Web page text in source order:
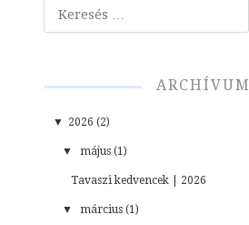
Keresés
ARCHÍVUM
▼ 2026 (2)
▼ május (1)
Tavaszi kedvencek | 2026
▼ március (1)